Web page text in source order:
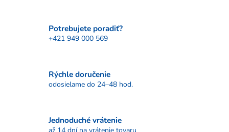
Potrebujete poradiť?
+421 949 000 569
Rýchle doručenie
odosielame do 24–48 hod.
Jednoduché vrátenie
až 14 dní na vrátenie tovaru